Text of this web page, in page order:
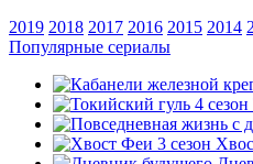
2019 2018 2017 2016 2015 2014
Популярные сериалы